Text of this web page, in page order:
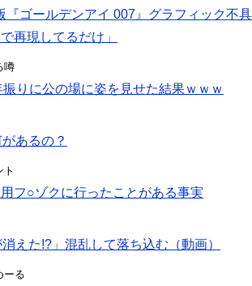
『ゴールデンアイ 007』グラフィック不
再現してるだけ」
噂
りに公の場に姿を見せた結果ｗｗｗ
あるの？
フ○ゾクに行ったことがある事実
えた!?」混乱して落ち込む（動画）
ーる